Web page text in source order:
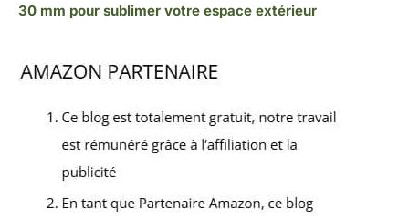
30 mm pour sublimer votre espace extérieur